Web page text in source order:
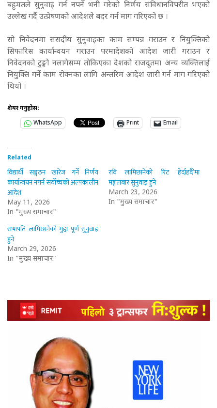
बहुमतले सुनुवाइ गर्न नपर्ने भनी गरेको निर्णय संविधानविपरीत भएको
उल्लेख गर्दै उत्प्रेषणको आदेशले बदर गर्न माग गरिएको छ ।
सो निवेदनमा संसदीय सुनुवाइका काम सम्पन्न गराउन र नियुक्तिको
सिफारिस कार्यान्वयन गराउन परमादेशको आदेश जारी गराउन र
निवेदनको टुङ्गो नलागेसम्म तोकिएका देशको राजदूतमा अन्य व्यक्तिलाई
नियुक्ति गर्ने काम रोक्नका लागि अन्तरिम आदेश जारी गर्न माग गरिएको
थियो ।
शेयर गर्नुहोस:
WhatsApp
Print Email
Related
विद्यार्थी सङ्गठन खारेज गर्ने निर्णय
कार्यान्वयन नगर्न सर्वोच्चको अल्पकालीन
आदेश
May 11, 2026
In "मुख्य समाचार"
रवि लामिछानेको रिट ‘हेर्दाहर्दै’मा
मङ्गलबार सुनुवाइ हुने
March 23, 2026
In "मुख्य समाचार"
सभापति लामिछानेको मुद्दा पूर्ण सुनुवाइ
हुने
March 29, 2026
In "मुख्य समाचार"